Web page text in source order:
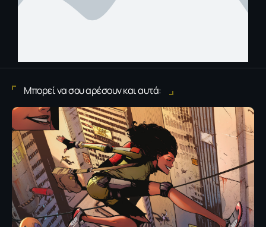
Μπορεί να σου αρέσουν και αυτά: